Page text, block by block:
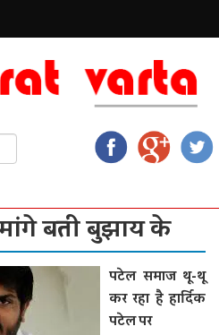
बत्‍ती बुझाय के
पटेल समाज थू-थू
कर रहा है हार्दिक
पटेल पर